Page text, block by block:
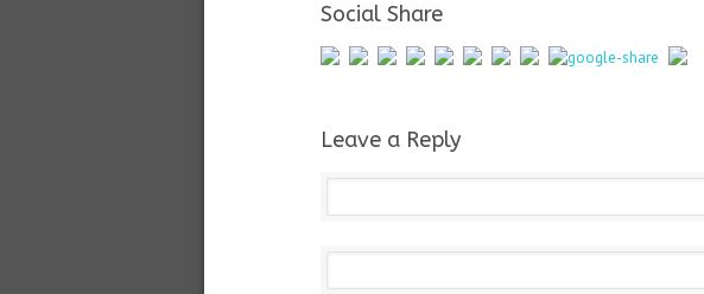
Social Share
Leave a Reply